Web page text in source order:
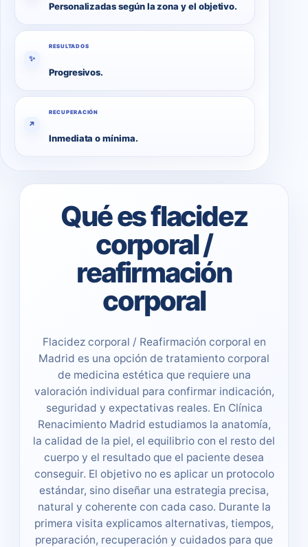
Personalizadas según la zona y el objetivo.
✨
RESULTADOS
Progresivos.
↗
RECUPERACIÓN
Inmediata o mínima.
Qué es flacidez
corporal /
reafirmación
corporal
Flacidez corporal / Reafirmación corporal en
Madrid es una opción de tratamiento corporal
de medicina estética que requiere una
valoración individual para confirmar indicación,
seguridad y expectativas reales. En Clínica
Renacimiento Madrid estudiamos la anatomía,
la calidad de la piel, el equilibrio con el resto del
cuerpo y el resultado que el paciente desea
conseguir. El objetivo no es aplicar un protocolo
estándar, sino diseñar una estrategia precisa,
natural y coherente con cada caso. Durante la
primera visita explicamos alternativas, tiempos,
preparación, recuperación y cuidados para que